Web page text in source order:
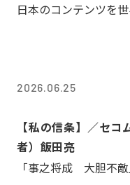
日本のコンテンツを
2026.06.25
【私の信条】／セ
者）飯田亮
「事之将成 大胆不敵